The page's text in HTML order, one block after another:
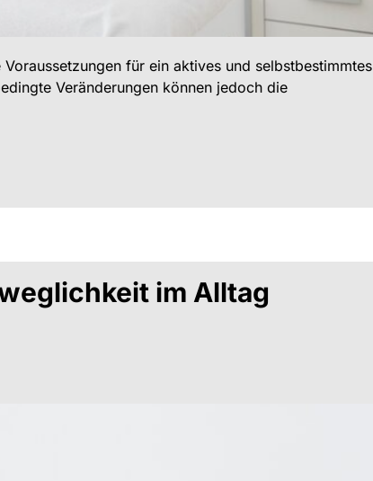
für ein aktives und selbstbestimmtes
Veränderungen können jedoch die
im Alltag